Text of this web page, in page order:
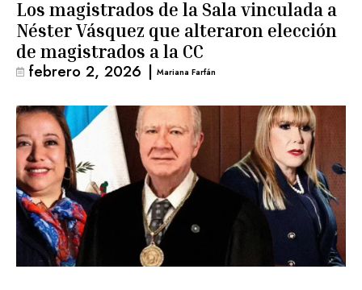
Los magistrados de la Sala vinculada a
Néster Vásquez que alteraron elección
de magistrados a la CC
febrero 2, 2026 | Mariana Farfán